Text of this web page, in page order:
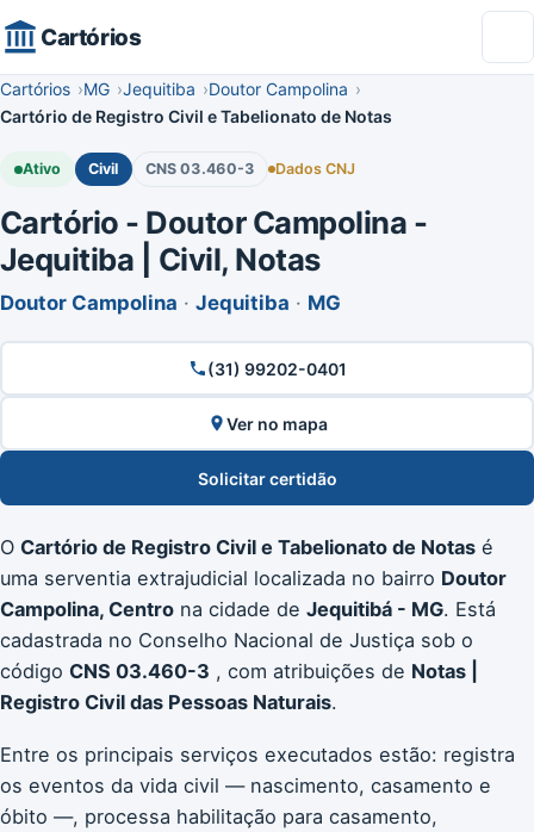
Cartórios
Cartórios MG Jequitiba
Doutor Campolina
Cartório de Registro Civil e Tabelionato de Notas
Ativo Civil CNS 03.460-3 Dados CNJ
Cartório - Doutor Campolina -
Jequitiba | Civil, Notas
Doutor Campolina · Jequitiba · MG
(31) 99202-0401
Ver no mapa
Solicitar certidão
O Cartório de Registro Civil e Tabelionato de Notas é
uma serventia extrajudicial localizada no bairro Doutor
Campolina, Centro na cidade de Jequitibá - MG. Está
cadastrada no Conselho Nacional de Justiça sob o
código CNS 03.460-3 , com atribuições de Notas |
Registro Civil das Pessoas Naturais.
Entre os principais serviços executados estão: registra
os eventos da vida civil — nascimento, casamento e
óbito —, processa habilitação para casamento,